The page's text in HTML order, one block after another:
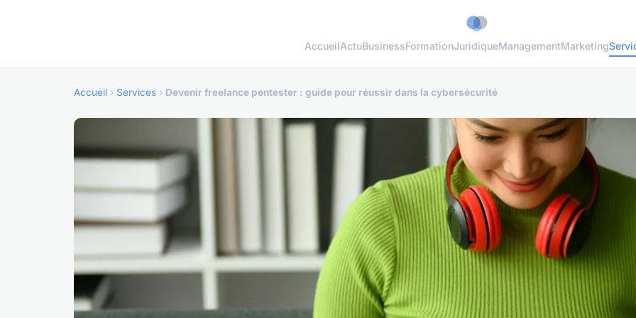
AccueilActuBusinessFormationJuridiqueManagementMarketing
Accueil › Services › Devenir freelance pentester : guide pour réussir dans la cybersécurité